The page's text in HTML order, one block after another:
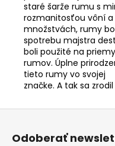
staré šarže rumu s
rozmanitosťou vôní
množstvách, rumy
spotrebu majstra
boli použité na
rumov. Úplne
tieto rumy vo svojej
značke. A tak sa zrodil
Z
Odoberať